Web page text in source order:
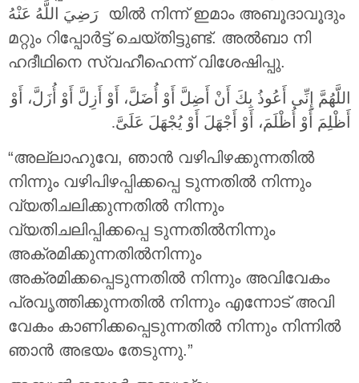
رَضِيَ اللَّهُ عَنْهُ യിൽ നിന്ന് ഇമാം അബൂദാവൂദും
മറ്റും റിപ്പോർട്ട് ചെയ്തിട്ടുണ്ട്. അൽബാ നി
ഹദീഥിനെ സ്വഹീഹെന്ന് വിശേഷിപ്പു.
اللَّهُمَّ إِنِّى أَعُوذُ بِكَ أَنْ أَضِلَّ أَوْ أُضَلَّ، أَوْ أَزِلَّ أَوْ أُزَلَّ، أَوْ
أَظْلِمَ أَوْ أُظْلَمَ، أَوْ أَجْهَلَ أَوْ يُجْهَلَ عَلَىَّ.
“അല്ലാഹുവേ, ഞാൻ വഴിപിഴക്കുന്നതിൽ
നിന്നും വഴിപിഴപ്പിക്കപ്പെ ടുന്നതിൽ നിന്നും
വ്യതിചലിക്കുന്നതിൽ നിന്നും
വ്യതിചലിപ്പിക്കപ്പെ ടുന്നതിൽനിന്നും
അക്രമിക്കുന്നതിൽനിന്നും
അക്രമിക്കപ്പെടുന്നതിൽ നിന്നും അവിവേകം
പ്രവൃത്തിക്കുന്നതിൽ നിന്നും എന്നോട് അവി
വേകം കാണിക്കപ്പെടുന്നതിൽ നിന്നും നിന്നിൽ
ഞാൻ അഭയം തേടുന്നു.”